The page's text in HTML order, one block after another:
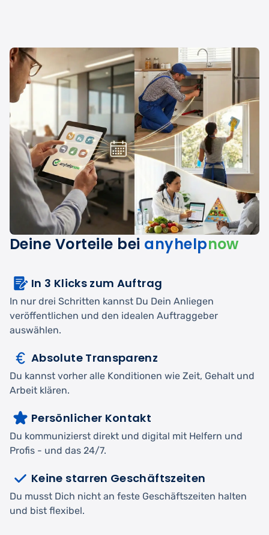
Deine Vorteile bei anyhelpnow
In 3 Klicks zum Auftrag
In nur drei Schritten kannst Du Dein Anliegen
veröffentlichen und den idealen Auftraggeber
auswählen.
Absolute Transparenz
Du kannst vorher alle Konditionen wie Zeit, Gehalt und
Arbeit klären.
Persönlicher Kontakt
Du kommunizierst direkt und digital mit Helfern und
Profis - und das 24/7.
Keine starren Geschäftszeiten
Du musst Dich nicht an feste Geschäftszeiten halten
und bist flexibel.